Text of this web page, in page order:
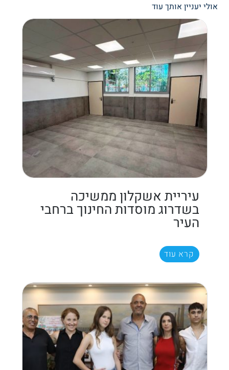
אולי יעניין אותך עוד
עיריית אשקלון ממשיכה
בשדרוג מוסדות החינוך ברחבי
העיר
קרא עוד